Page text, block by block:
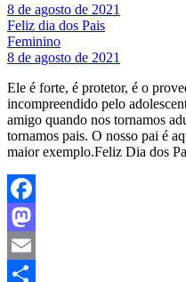
8 de agosto de 2021
Feliz dia dos Pais
Feminino
8 de agosto de 2021
Ele é forte, é protetor, é o
incompreendido pelo
amigo quando nos tornamos
tornamos pais. O nosso pai é
maior exemplo.Feliz Dia dos
Facebook
Mastodon
Email